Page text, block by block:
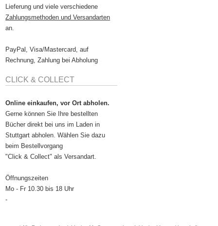
Lieferung und viele verschiedene
Zahlungsmethoden und Versandarten
an.
PayPal, Visa/Mastercard, auf
Rechnung, Zahlung bei Abholung
CLICK & COLLECT
Online einkaufen, vor Ort abholen.
Gerne können Sie Ihre bestellten
Bücher direkt bei uns im Laden in
Stuttgart abholen. Wählen Sie dazu
beim Bestellvorgang
"Click & Collect" als Versandart.
Öffnungszeiten
Mo - Fr 10.30 bis 18 Uhr
-